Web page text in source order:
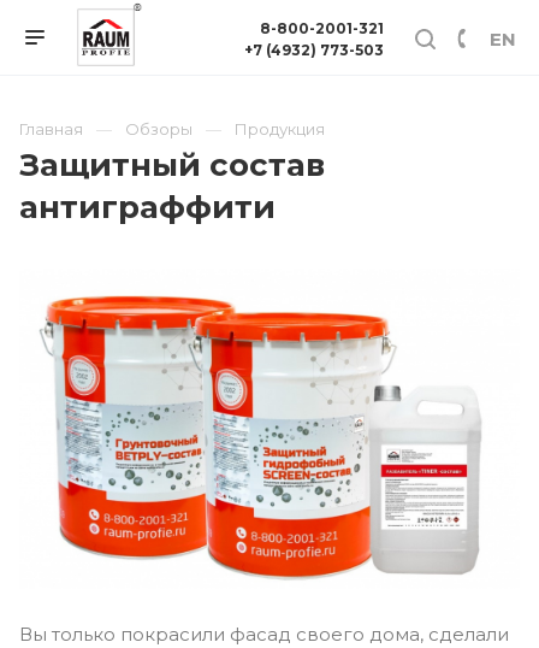
EN
8-800-2001-321
+7 (4932) 773-503
Главная Обзоры Продукция
Защитный состав
антиграффити
Вы только покрасили фасад своего дома, сделали